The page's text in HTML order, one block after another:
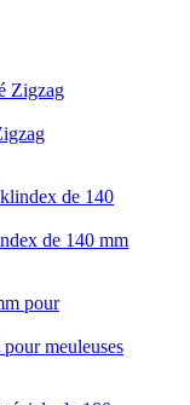
de 140 mm
meuleuses